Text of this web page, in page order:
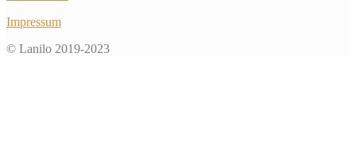
Impressum
© Lanilo 2019-2023